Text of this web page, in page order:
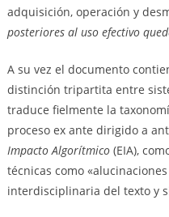
adquisición, operación y
posteriores al uso efectivo
A su vez el documento
distinción tripartita entre
traduce fielmente la
proceso ex ante dirigido a
Impacto Algorítmico (EIA),
técnicas como
interdisciplinaria del texto y